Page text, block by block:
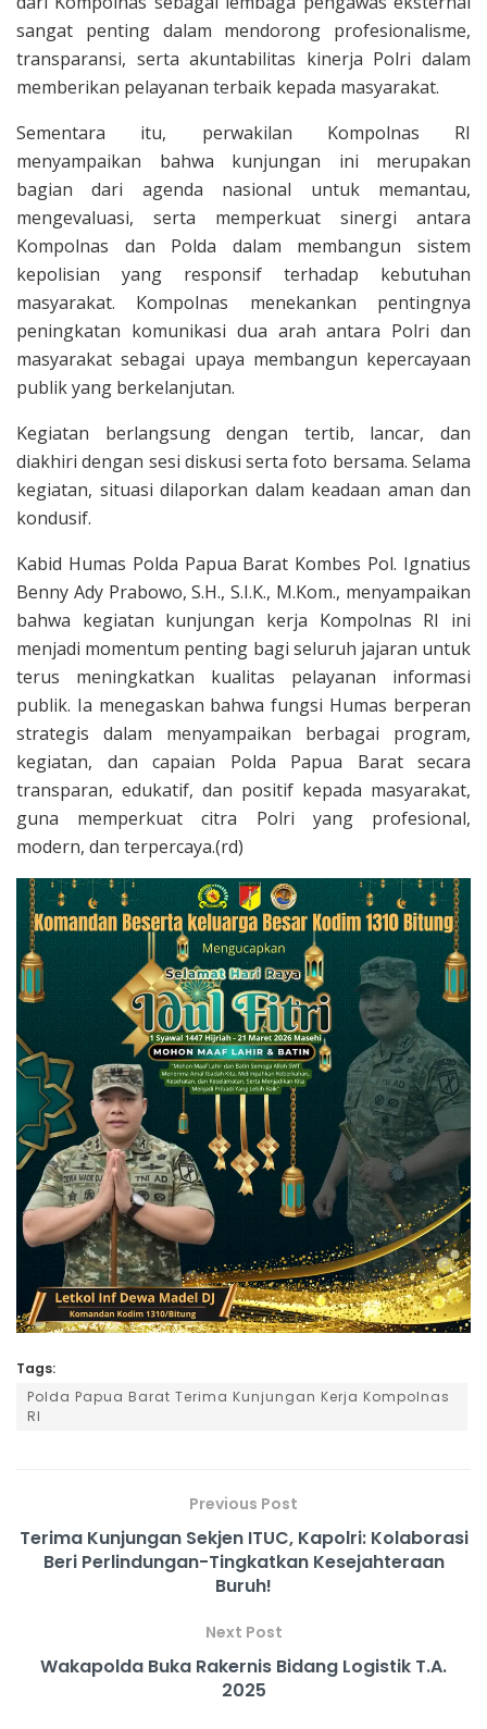
sangat penting dalam mendorong profesionalisme,
transparansi, serta akuntabilitas kinerja Polri dalam
memberikan pelayanan terbaik kepada masyarakat.
Sementara itu, perwakilan Kompolnas RI
menyampaikan bahwa kunjungan ini merupakan
bagian dari agenda nasional untuk memantau,
mengevaluasi, serta memperkuat sinergi antara
Kompolnas dan Polda dalam membangun sistem
kepolisian yang responsif terhadap kebutuhan
masyarakat. Kompolnas menekankan pentingnya
peningkatan komunikasi dua arah antara Polri dan
masyarakat sebagai upaya membangun kepercayaan
publik yang berkelanjutan.
Kegiatan berlangsung dengan tertib, lancar, dan
diakhiri dengan sesi diskusi serta foto bersama. Selama
kegiatan, situasi dilaporkan dalam keadaan aman dan
kondusif.
Kabid Humas Polda Papua Barat Kombes Pol. Ignatius
Benny Ady Prabowo, S.H., S.I.K., M.Kom., menyampaikan
bahwa kegiatan kunjungan kerja Kompolnas RI ini
menjadi momentum penting bagi seluruh jajaran untuk
terus meningkatkan kualitas pelayanan informasi
publik. Ia menegaskan bahwa fungsi Humas berperan
strategis dalam menyampaikan berbagai program,
kegiatan, dan capaian Polda Papua Barat secara
transparan, edukatif, dan positif kepada masyarakat,
guna memperkuat citra Polri yang profesional,
modern, dan terpercaya.(rd)
Tags:
Polda Papua Barat Terima Kunjungan Kerja Kompolnas
RI
Previous Post
Terima Kunjungan Sekjen ITUC, Kapolri: Kolaborasi
Beri Perlindungan-Tingkatkan Kesejahteraan
Buruh!
Next Post
Wakapolda Buka Rakernis Bidang Logistik T.A.
2025